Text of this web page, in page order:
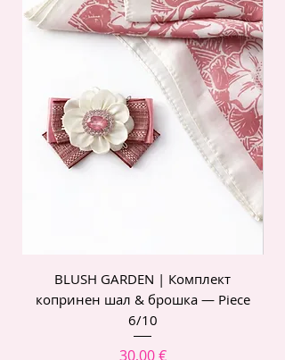
BLUSH GARDEN | Комплект
копринен шал & брошка — Piece
6/10
Цена
30,00 €